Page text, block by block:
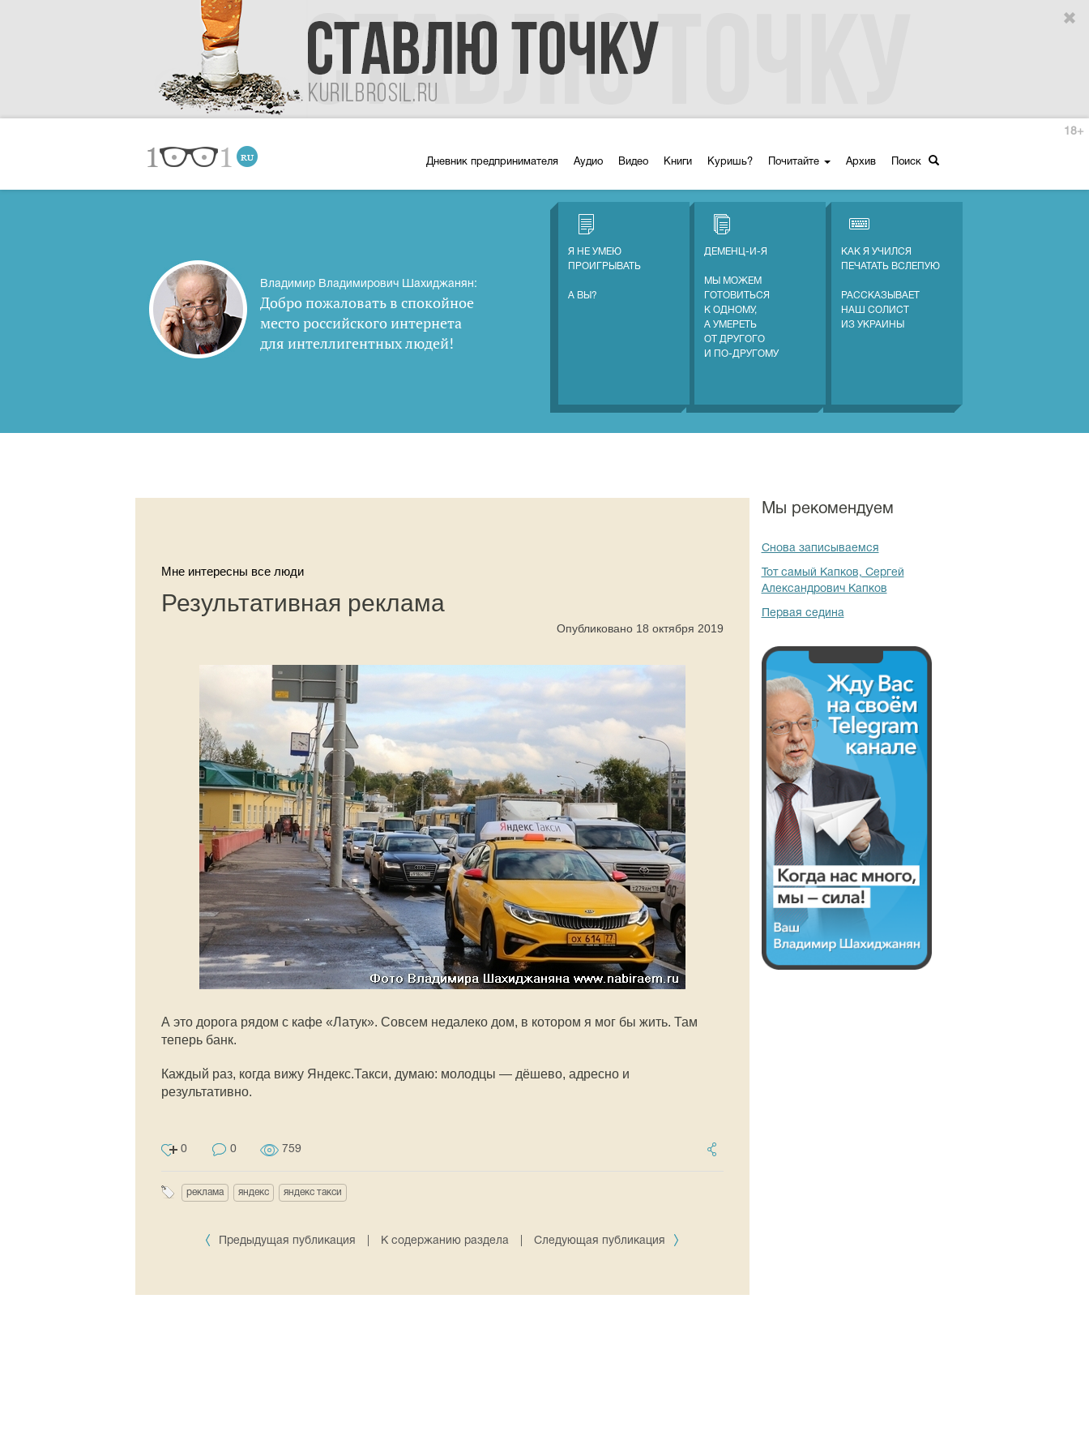
Дневник предпринимателя Аудио Видео Книги Куришь? Почитайте Архив Поиск
18+
Владимир Владимирович Шахиджанян:
Добро пожаловать в спокойное
место российского интернета
для интеллигентных людей!
Я НЕ УМЕЮ
ПРОИГРЫВАТЬ
А ВЫ?
ДЕМЕНЦ-И-Я
МЫ МОЖЕМ
ГОТОВИТЬСЯ
К ОДНОМУ,
А УМЕРЕТЬ
ОТ ДРУГОГО
И ПО-ДРУГОМУ
КАК Я УЧИЛСЯ
ПЕЧАТАТЬ ВСЛЕПУЮ
РАССКАЗЫВАЕТ
НАШ СОЛИСТ
ИЗ УКРАИНЫ
Мне интересны все люди
Результативная реклама
Опубликовано 18 октября 2019
А это дорога рядом с кафе «Латук». Совсем недалеко дом, в котором я мог бы жить. Там
теперь банк.
Каждый раз, когда вижу Яндекс.Такси, думаю: молодцы — дёшево, адресно и
результативно.
0 0 759
реклама яндекс яндекс такси
Предыдущая публикация К содержанию раздела Следующая публикация
Мы рекомендуем
Снова записываемся
Тот самый Капков, Сергей
Александрович Капков
Первая седина